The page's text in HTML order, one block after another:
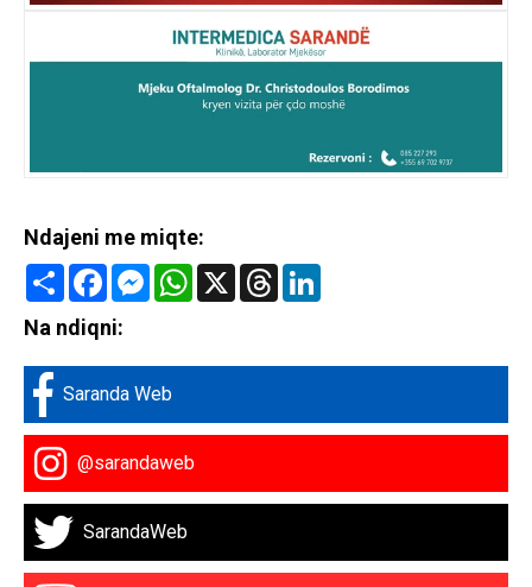
Ndajeni me miqte:
Share FacebookMessenger
WhatsApp
X Threads
Na ndiqni:
Saranda Web
@sarandaweb
SarandaWeb